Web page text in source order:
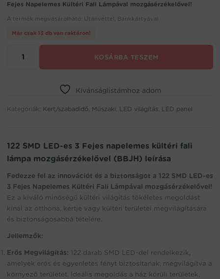
Fejes Napelemes Kültéri Fali Lámpával mozgásérzékelővel!
A termék megvásárolható: Utánvéttel, Bankkártyával
Már csak 13 db van raktáron!
napelemes
mozgásérzékelővel
(BBJH)
KOSÁRBA TESZEM
Kívánságlistámhoz adom
Kategóriák: Kert/szabadidő, Műszaki, LED világítás, LED panel
122 SMD LED-es 3 Fejes napelemes kültéri fali
lámpa mozgásérzékelővel (BBJH) leírása
Fedezze fel az innovációt és a biztonságot a 122 SMD LED-es
3 Fejes Napelemes Kültéri Fali Lámpával mozgásérzékelővel!
Ez a kiváló minőségű kültéri világítás tökéletes megoldást
kínál az otthona, kertje vagy kültéri területei megvilágítására
és biztonságosabbá tételére.
Jellemzők:
Erős Megvilágítás: 122 darab SMD LED-del rendelkezik,
amelyek erős és egyenletes fényt biztosítanak, megvilágítva a
környező területet. Ideális megoldás a ház körüli területek,